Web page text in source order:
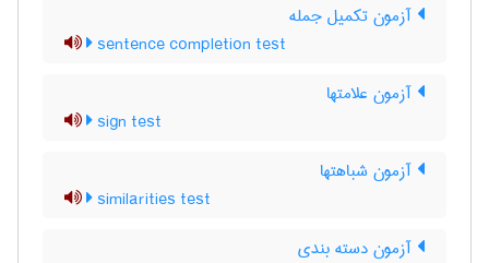
آزمون تکمیل جمله
sentence completion test
آزمون علامتها
sign test
آزمون شباهتها
similarities test
آزمون دسته بندی